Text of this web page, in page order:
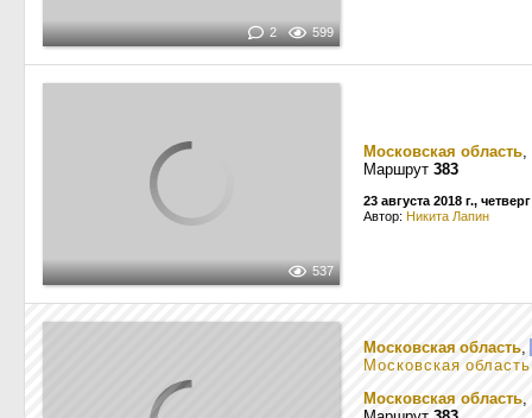
2 599
537
Московская область,
Маршрут 383
23 августа 2018 г., четверг
Автор: Никита Лапин
Московская область,
Московская область
Московская область,